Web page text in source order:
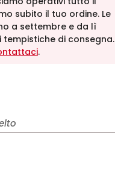
subito il tuo ordine. Le
a settembre e da lì
di consegna.
.